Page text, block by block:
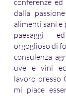
conferenze
dalla
alimenti sani e
paesaggi
orgoglioso di
consulenza
uve e vini
lavoro presso
mi piace